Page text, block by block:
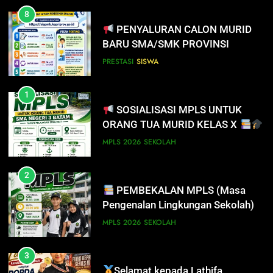
8
PENYALURAN CALON MURID
BARU SMA/SMK PROVINSI
KEPULAUAN RIAU 2026
PRESTASI SISWA
1
SOSIALISASI MPLS UNTUK
ORANG TUA MURID KELAS X
MPLS 2026 SEKOLAH
2
PEMBEKALAN MPLS (Masa
Pengenalan Lingkungan Sekolah)
MPLS 2026 SEKOLAH
3
7
INFO PENTING UNTUK
PENDAFTAR SPMB 2026 KEPRI
8
PENYALURAN CALON MURID
BARU SMA/SMK PROVINSI
1
SOSIALISASI MPLS UNTUK
ORANG TUA MURID KELAS X